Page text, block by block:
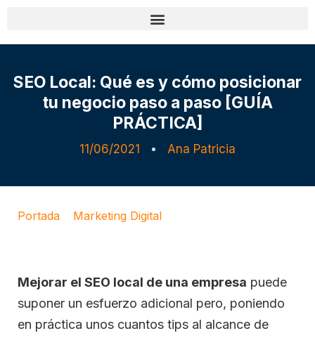
SEO Local: Qué es y cómo posicionar
tu negocio paso a paso [GUÍA
PRÁCTICA]
11/06/2021 Ana Patricia
Portada Marketing Digital
Mejorar el SEO local de una empresa puede
suponer un esfuerzo adicional pero, poniendo
en práctica unos cuantos tips al alcance de